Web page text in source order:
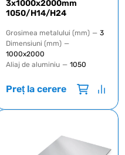
3x1000x2000mm
1050/H14/Н24
Grosimea metalului (mm) — 3
Dimensiuni (mm) —
1000х2000
Aliaj de aluminiu — 1050
Preț la cerere